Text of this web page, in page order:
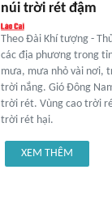
núi trời rét đậm
Theo Đài Khí tượng -
các địa phương trong
mưa, mưa nhỏ vài nơi,
trời nắng. Gió Đông
trời rét. Vùng cao trời
trời rét hại.
XEM THÊM